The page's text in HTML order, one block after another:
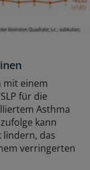
mit einem
für die
Asthma
kann
lindern, das
verringerten